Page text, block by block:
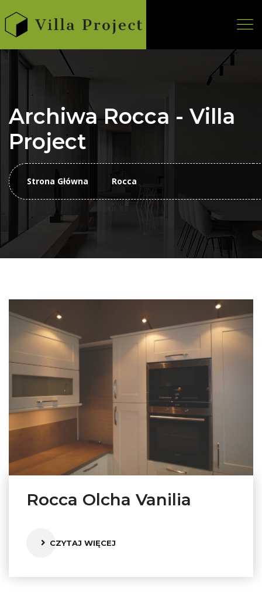
Archiwa Rocca - Villa
Project
Strona Główna Rocca
Rocca Olcha Vanilia
CZYTAJ WIĘCEJ